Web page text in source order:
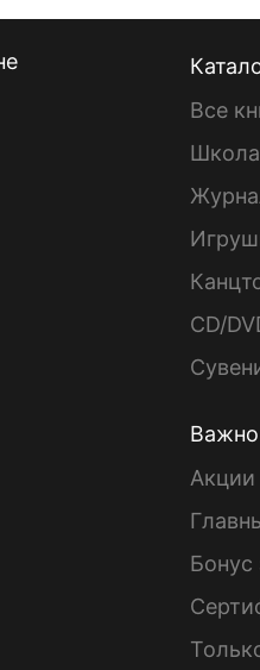
Все
Школа
CD/
Важно
Акции
Бонус